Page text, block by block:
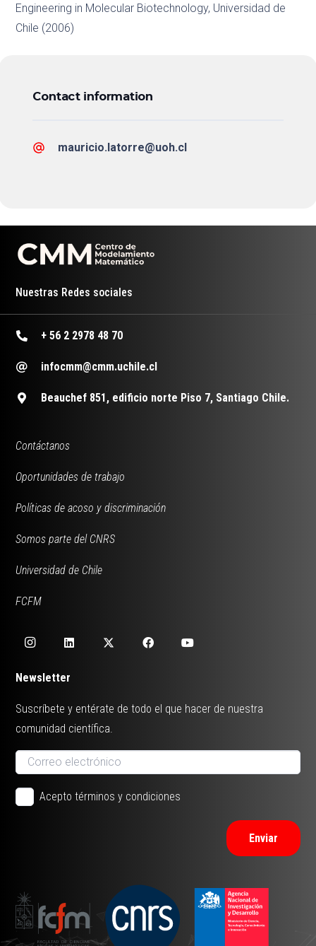
Engineering in Molecular Biotechnology, Universidad de
Chile (2006)
Contact information
mauricio.latorre@uoh.cl
Nuestras Redes sociales
+ 56 2 2978 48 70
infocmm@cmm.uchile.cl
Beauchef 851, edificio norte Piso 7, Santiago Chile.
Contáctanos
Oportunidades de trabajo
Políticas de acoso y discriminación
Somos parte del CNRS
Universidad de Chile
FCFM
Newsletter
Suscríbete y entérate de todo el que hacer de nuestra
comunidad científica.
Acepto términos y condiciones
Enviar